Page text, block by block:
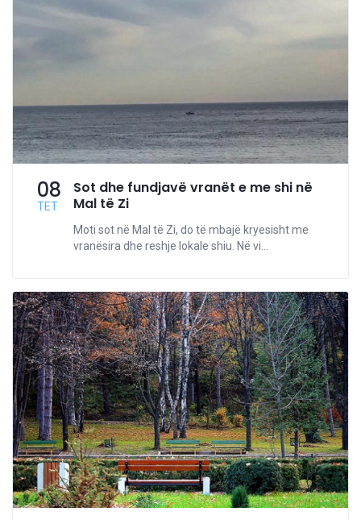
08
TET
Sot dhe fundjavë vranët e me shi në
Mal të Zi
Moti sot në Mal të Zi, do të mbajë kryesisht me
vranësira dhe reshje lokale shiu. Në vi...